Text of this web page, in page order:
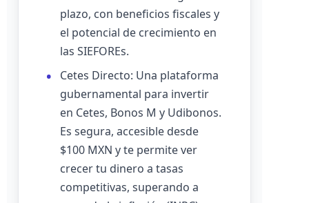
plazo, con beneficios fiscales y
el potencial de crecimiento en
las SIEFOREs.
Cetes Directo: Una plataforma
gubernamental para invertir
en Cetes, Bonos M y Udibonos.
Es segura, accesible desde
$100 MXN y te permite ver
crecer tu dinero a tasas
competitivas, superando a